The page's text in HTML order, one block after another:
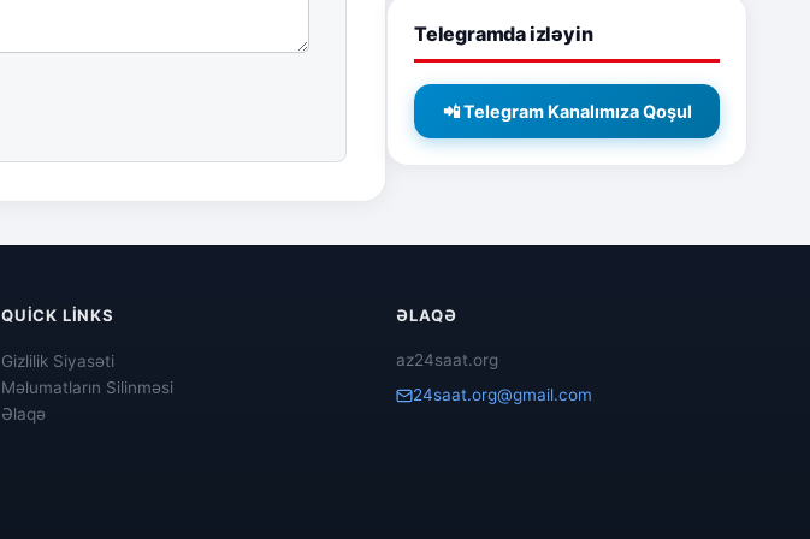
Telegramda izləyin
📲 Telegram Kanalımıza Qoşul
QUICK LINKS
Gizlilik Siyasəti
Məlumatların Silinməsi
Əlaqə
ƏLAQƏ
az24saat.org
24saat.org@gmail.com